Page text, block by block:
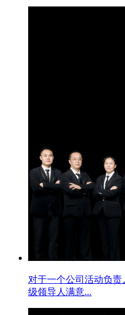
对于一个公司活动负
级领导人满意...